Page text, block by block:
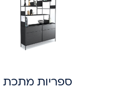
ספריות מתכת